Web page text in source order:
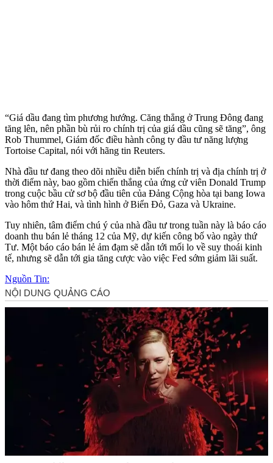
“Giá dầu đang tìm phương hướng. Căng thẳng ở Trung Đông đang
tăng lên, nên phần bù rủi ro chính trị của giá dầu cũng sẽ tăng”, ông
Rob Thummel, Giám đốc điều hành công ty đầu tư năng lượng
Tortoise Capital, nói với hãng tin Reuters.
Nhà đầu tư đang theo dõi nhiều diễn biến chính trị và địa chính trị ở
thời điểm này, bao gồm chiến thắng của ứng cử viên Donald Trump
trong cuộc bầu cử sơ bộ đầu tiên của Đảng Cộng hòa tại bang Iowa
vào hôm thứ Hai, và tình hình ở Biển Đỏ, Gaza và Ukraine.
Tuy nhiên, tâm điểm chú ý của nhà đầu tư trong tuần này là báo cáo
doanh thu bán lẻ tháng 12 của Mỹ, dự kiến công bố vào ngày thứ
Tư. Một báo cáo bán lẻ ảm đạm sẽ dẫn tới mối lo về suy thoái kinh
tế, nhưng sẽ dẫn tới gia tăng cược vào việc Fed sớm giảm lãi suất.
Nguồn Tin: